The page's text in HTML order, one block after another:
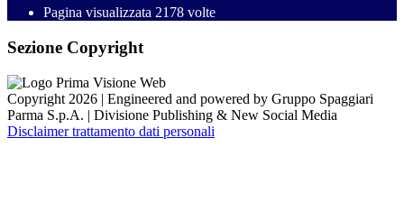
Pagina visualizzata 2178 volte
Sezione Copyright
Copyright 2026 | Engineered and powered by Gruppo Spaggiari
Parma S.p.A. | Divisione Publishing & New Social Media
Disclaimer trattamento dati personali